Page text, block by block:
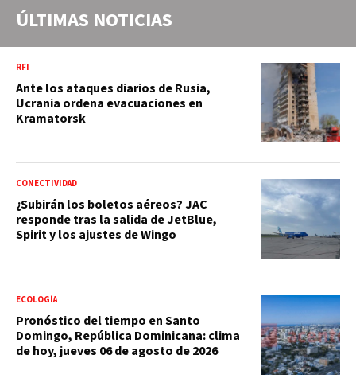
ÚLTIMAS NOTICIAS
RFI
Ante los ataques diarios de Rusia,
Ucrania ordena evacuaciones en
Kramatorsk
CONECTIVIDAD
¿Subirán los boletos aéreos? JAC
responde tras la salida de JetBlue,
Spirit y los ajustes de Wingo
ECOLOGÍA
Pronóstico del tiempo en Santo
Domingo, República Dominicana: clima
de hoy, jueves 06 de agosto de 2026